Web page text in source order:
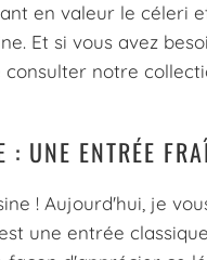
en valeur le céleri
Et si vous avez
notre
: UNE ENTRÉE
! Aujourd'hui, je
une entrée